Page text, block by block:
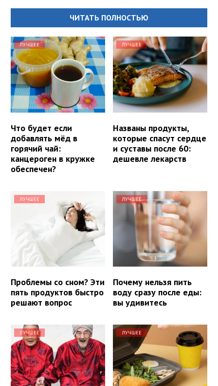
ЧИТАТЬ ПОЛНОСТЬЮ
ЛУЧШЕЕ
Что будет если
добавлять мёд в
горячий чай:
канцероген в кружке
обеспечен?
ЛУЧШЕЕ
Названы продукты,
которые спасут сердце
и суставы после 60:
дешевле лекарств
ЛУЧШЕЕ
Проблемы со сном? Эти
пять продуктов быстро
решают вопрос
ЛУЧШЕЕ
Почему нельзя пить
воду сразу после еды:
вы удивитесь
ЛУЧШЕЕ ЛУЧШЕЕ